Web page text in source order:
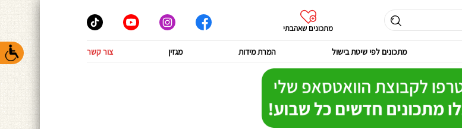
מתכונים שאהבתי
מתכונים לפי שיטת בישול המרת מידות מגזין צור קשר